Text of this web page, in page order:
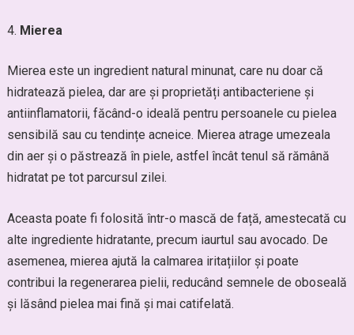
Mierea
Mierea este un ingredient natural minunat, care nu doar că
hidratează pielea, dar are și proprietăți antibacteriene și
antiinflamatorii, făcând-o ideală pentru persoanele cu pielea
sensibilă sau cu tendințe acneice. Mierea atrage umezeala
din aer și o păstrează în piele, astfel încât tenul să rămână
hidratat pe tot parcursul zilei.
Aceasta poate fi folosită într-o mască de față, amestecată cu
alte ingrediente hidratante, precum iaurtul sau avocado. De
asemenea, mierea ajută la calmarea iritațiilor și poate
contribui la regenerarea pielii, reducând semnele de oboseală
și lăsând pielea mai fină și mai catifelată.